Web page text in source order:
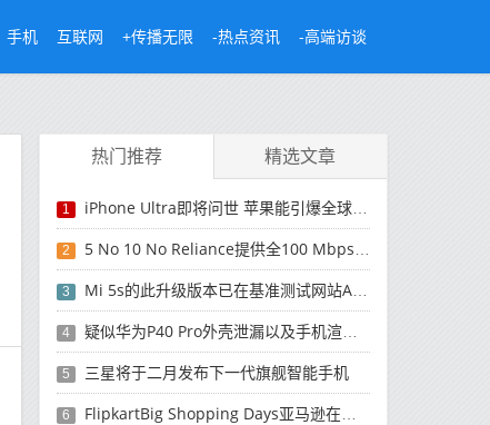
手机 互联网 +传播无限 -热点资讯 -高端访谈
热门推荐 精选文章
1 iPhone Ultra即将问世 苹果能引爆全球折叠屏市场吗？
2 5 No 10 No Reliance提供全100 Mbps的互联网速度
3 Mi 5s的此升级版本已在基准测试网站AnTuTu上列出
4 疑似华为P40 Pro外壳泄漏以及手机渲染图
5 三星将于二月发布下一代旗舰智能手机
6 FlipkartBig Shopping Days亚马逊在比赛中带来了巨大的现金返还优惠